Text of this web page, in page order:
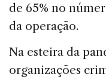
de 65% no
da operação.
Na esteira da
organizações